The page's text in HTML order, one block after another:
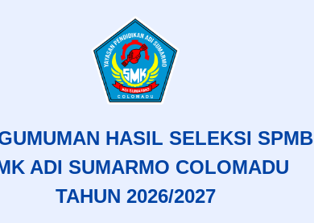
HASIL SELEKSI SPMB
ADI SUMARMO COLOMADU
TAHUN 2026/2027